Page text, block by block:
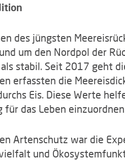
des jüngsten
um den Nordpol der
stabil. Seit 2017 geht
erfassten die
Eis. Diese Werte
für das Leben
Artenschutz war die
und